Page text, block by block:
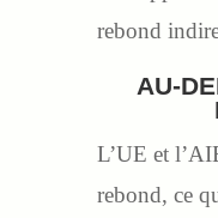
rebond
AU-
L’UE et
rebond, ce